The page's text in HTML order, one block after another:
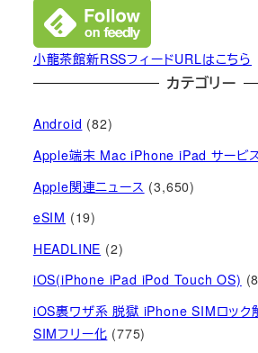
小龍茶館新RSSフィードURLはこちら
カテゴリー
Android (82)
Apple端末 Mac iPhone iPad サービ
Apple関連ニュース (3,650)
eSIM (19)
HEADLINE (2)
iOS(iPhone iPad iPod Touch OS)
iOS裏ワザ系 脱獄 iPhone SIMロック
SIMフリー化 (775)